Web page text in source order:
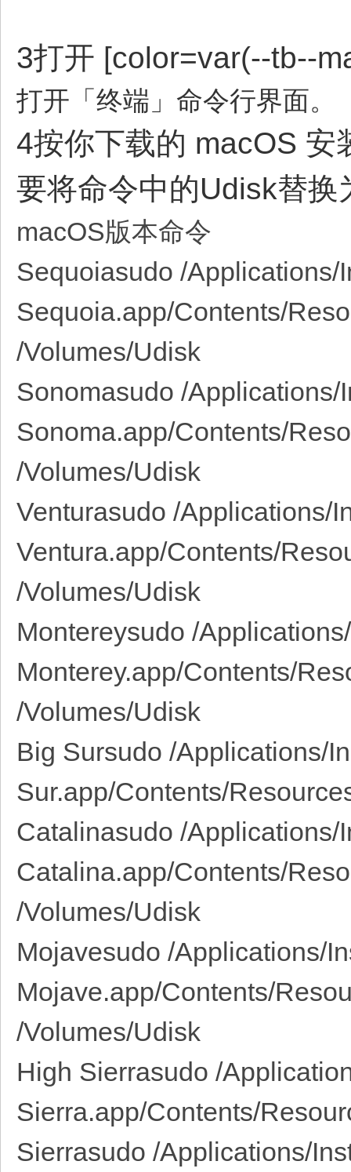
3打开 [color=var(--tb--
打开「终端」命令行界面。
4按你下载的 macOS 安
要将命令中的Udisk替
macOS版本命令
Sequoiasudo /Applications/
Sequoia.app/Contents/
/Volumes/Udisk
Sonomasudo /Applications/
Sonoma.app/Contents/
/Volumes/Udisk
Venturasudo /Applications/
Ventura.app/Contents/
/Volumes/Udisk
Montereysudo /
Monterey.app/Contents/
/Volumes/Udisk
Big Sursudo /Applications/
Sur.app/Contents/
Catalinasudo /Applications/
Catalina.app/Contents/
/Volumes/Udisk
Mojavesudo /Applications/
Mojave.app/Contents/
/Volumes/Udisk
High Sierrasudo /
Sierra.app/Contents/
Sierrasudo /Applications/